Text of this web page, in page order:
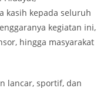
kasih kepada seluruh
kegiatan ini,
hingga masyarakat
lancar, sportif, dan